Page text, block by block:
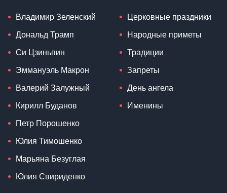
Владимир Зеленский
Дональд Трамп
Си Цзиньпин
Эммануэль Макрон
Валерий Залужный
Кирилл Буданов
Петр Порошенко
Юлия Тимошенко
Марьяна Безуглая
Юлия Свириденко
Церковные праздники
Народные приметы
Традиции
Запреты
День ангела
Именины